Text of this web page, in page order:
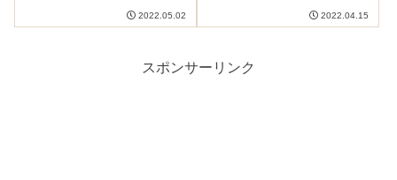
2022.05.02 2022.04.15
スポンサーリンク